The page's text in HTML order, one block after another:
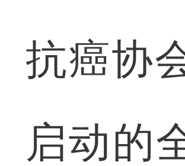
抗癌协
启动的